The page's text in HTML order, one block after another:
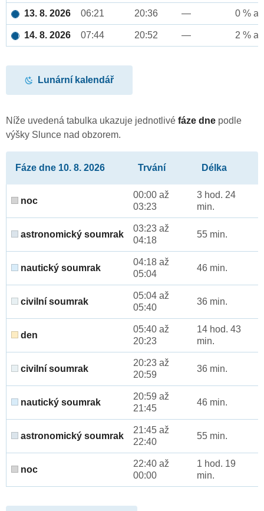
13. 8. 2026 06:21 20:36 — 0 %
14. 8. 2026 07:44 20:52 — 2 %
Lunární kalendář
Níže uvedená tabulka ukazuje jednotlivé fáze dne podle
výšky Slunce nad obzorem.
Fáze dne 10. 8. 2026 Trvání Délka
noc
00:00 až
03:23
3 hod. 24
min.
astronomický soumrak
03:23 až
04:18
55 min.
nautický soumrak
04:18 až
05:04
46 min.
civilní soumrak
05:04 až
05:40
36 min.
den
05:40 až
20:23
14 hod. 43
min.
civilní soumrak
20:23 až
20:59
36 min.
nautický soumrak
20:59 až
21:45
46 min.
astronomický soumrak
21:45 až
22:40
55 min.
noc
22:40 až
00:00
1 hod. 19
min.